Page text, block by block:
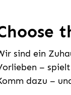
sind ein
–
dazu –